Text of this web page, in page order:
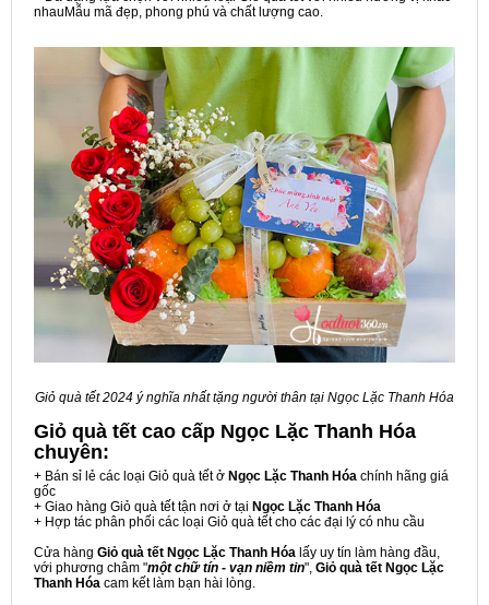
nhauMẫu mã đẹp, phong phú và chất lượng cao.
Giỏ quà tết 2024 ý nghĩa nhất tặng người thân tại Ngọc Lặc Thanh Hóa
Giỏ quà tết cao cấp Ngọc Lặc Thanh Hóa
chuyên:
+ Bán sỉ lẻ các loại Giỏ quà tết ở Ngọc Lặc Thanh Hóa chính hãng giá
gốc
+ Giao hàng Giỏ quà tết tận nơi ở tại Ngọc Lặc Thanh Hóa
+ Hợp tác phân phối các loại Giỏ quà tết cho các đại lý có nhu cầu
Cửa hàng Giỏ quà tết Ngọc Lặc Thanh Hóa lấy uy tín làm hàng đầu,
với phương châm "một chữ tín - vạn niềm tin", Giỏ quà tết Ngọc Lặc
Thanh Hóa cam kết làm bạn hài lòng.